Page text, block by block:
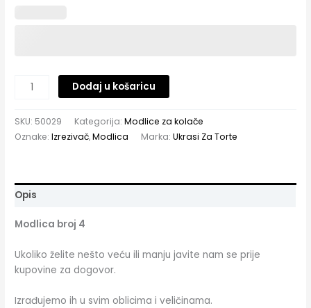
Dodaj u košaricu
SKU: 50029 Kategorija:Modlice za kolače
Oznake:Izrezivač,Modlica Marka:Ukrasi Za Torte
Opis
Modlica broj 4
Ukoliko želite nešto veću ili manju javite nam se prije
kupovine za dogovor.
Izrađujemo ih u svim oblicima i veličinama.